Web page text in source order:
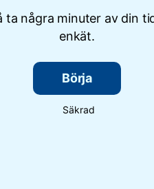
ta några minuter av din
enkät.
Börja
Säkrad